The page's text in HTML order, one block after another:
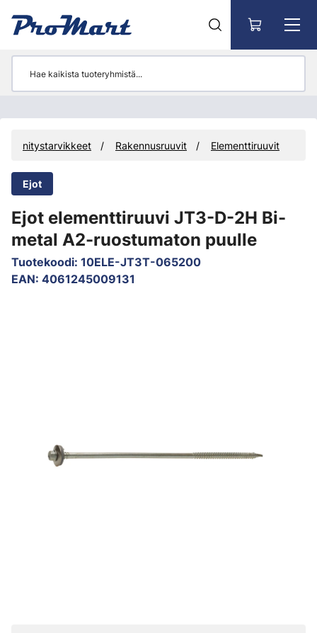
Kiinnitystarvikkeet Rakennusruuvit Elementtiruuvit
Ejot
Ejot elementtiruuvi JT3-D-2H Bi-
metal A2-ruostumaton puulle
Tuotekoodi: 10ELE-JT3T-065200
EAN: 4061245009131